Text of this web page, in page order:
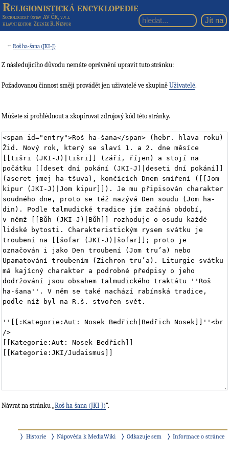
Religionistická encyklopedie
Sociologický ústav AV ČR, v.v.i.
hlavní editor: Zdeněk R. Nešpor
←Roš ha-šana (JKI-J)
Z následujícího důvodu nemáte oprávnění upravit tuto stránku:
Požadovanou činnost smějí provádět jen uživatelé ve skupině Uživatelé.
Můžete si prohlédnout a zkopírovat zdrojový kód této stránky.
Návrat na stránku „ Roš ha-šana (JKI-J)“.
Historie Nápověda k MediaWiki Odkazuje sem Informace o stránce